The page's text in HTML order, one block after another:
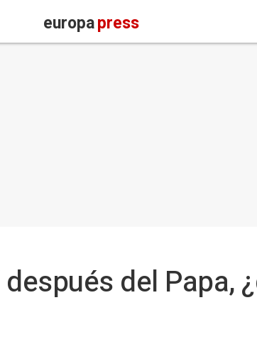
europapress
del Papa,